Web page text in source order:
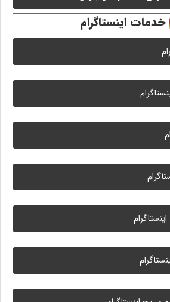
خدمات اینستاگرام